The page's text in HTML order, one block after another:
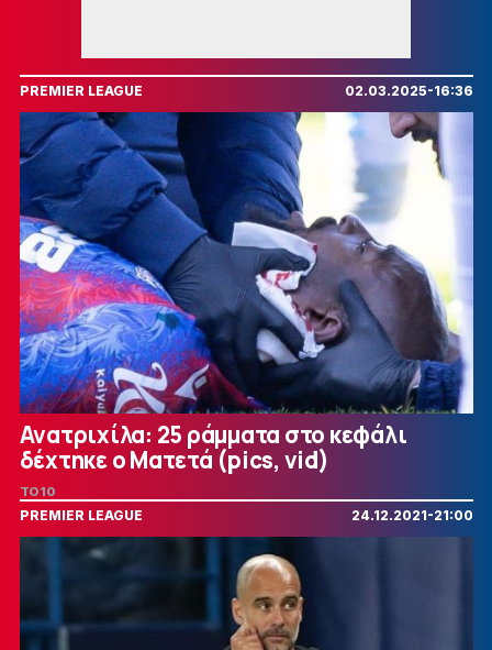
PREMIER LEAGUE 02.03.2025-16:36
Ανατριχίλα: 25 ράμματα στο κεφάλι
δέχτηκε ο Ματετά (pics, vid)
TO10
PREMIER LEAGUE 24.12.2021-21:00